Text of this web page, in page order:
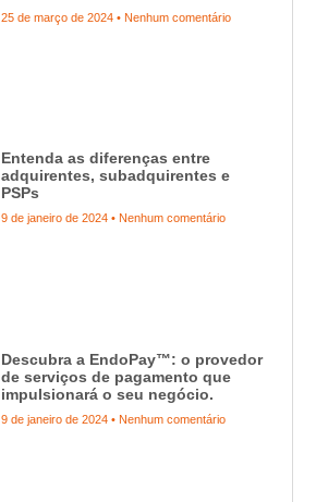
25 de março de 2024 Nenhum comentário
Entenda as diferenças entre
adquirentes, subadquirentes e
PSPs
9 de janeiro de 2024 Nenhum comentário
Descubra a EndoPay™: o provedor
de serviços de pagamento que
impulsionará o seu negócio.
9 de janeiro de 2024 Nenhum comentário